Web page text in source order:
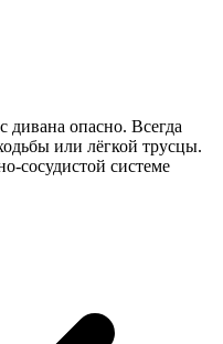
дивана опасно. Всегда
или лёгкой трусцы.
сосудистой системе